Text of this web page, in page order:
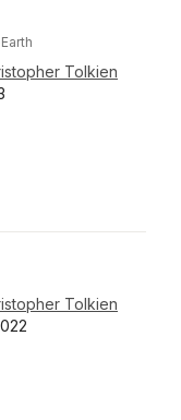
Tolkien
antal röster:
Tolkien